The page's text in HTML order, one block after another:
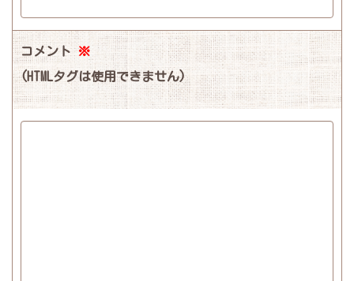
コメント※
(HTMLタグは使用できません)